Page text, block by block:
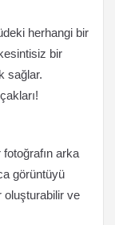
herhangi bir
bir
sağlar.
fotoğrafın arka
görüntüyü
oluşturabilir ve